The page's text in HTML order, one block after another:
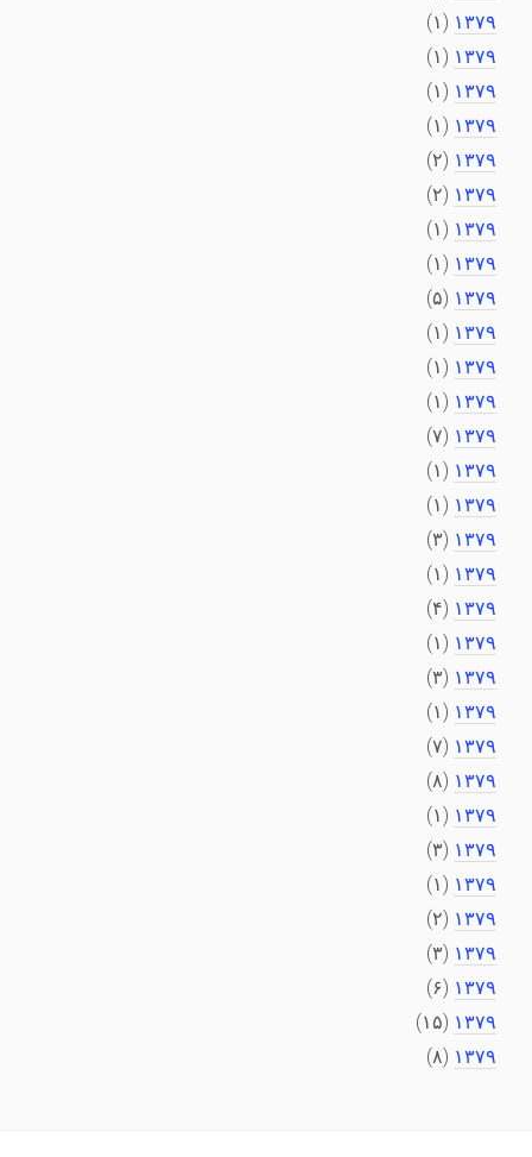
۱۳۷۹ (۱)
۱۳۷۹ (۱)
۱۳۷۹ (۱)
۱۳۷۹ (۱)
۱۳۷۹ (۲)
۱۳۷۹ (۲)
۱۳۷۹ (۱)
۱۳۷۹ (۱)
۱۳۷۹ (۵)
۱۳۷۹ (۱)
۱۳۷۹ (۱)
۱۳۷۹ (۱)
۱۳۷۹ (۷)
۱۳۷۹ (۱)
۱۳۷۹ (۱)
۱۳۷۹ (۳)
۱۳۷۹ (۱)
۱۳۷۹ (۴)
۱۳۷۹ (۱)
۱۳۷۹ (۳)
۱۳۷۹ (۱)
۱۳۷۹ (۷)
۱۳۷۹ (۸)
۱۳۷۹ (۱)
۱۳۷۹ (۳)
۱۳۷۹ (۱)
۱۳۷۹ (۲)
۱۳۷۹ (۳)
۱۳۷۹ (۶)
۱۳۷۹ (۱۵)
۱۳۷۹ (۸)